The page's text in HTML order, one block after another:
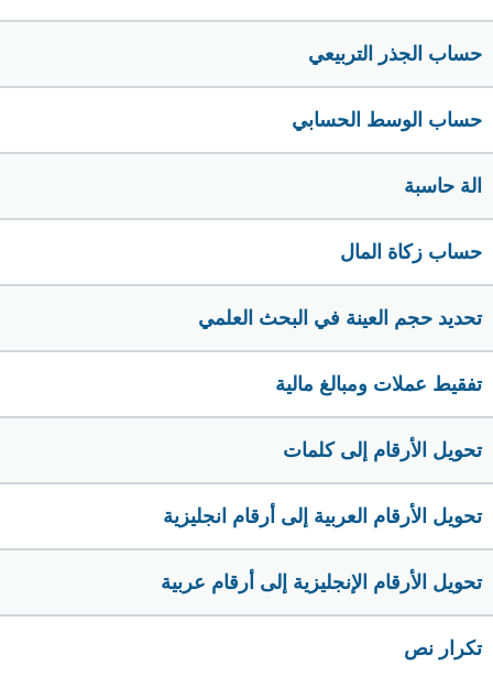
حساب الجذر التربيعي
حساب الوسط الحسابي
الة حاسبة
حساب زكاة المال
تحديد حجم العينة في البحث العلمي
تفقيط عملات ومبالغ مالية
تحويل الأرقام إلى كلمات
تحويل الأرقام العربية إلى أرقام انجليزية
تحويل الأرقام الإنجليزية إلى أرقام عربية
تكرار نص